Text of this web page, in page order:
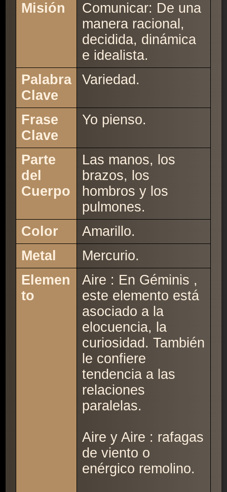
Misión
Comunicar: De una
manera racional,
decidida, dinámica
e idealista.
Palabra
Clave
Variedad.
Frase
Clave
Yo pienso.
Parte
del
Cuerpo
Las manos, los
brazos, los
hombros y los
pulmones.
Color
Amarillo.
Metal
Mercurio.
Elemen
to
Aire : En Géminis ,
este elemento está
asociado a la
elocuencia, la
curiosidad. También
le confiere
tendencia a las
relaciones
paralelas.
Aire y Aire : rafagas
de viento o
enérgico remolino.